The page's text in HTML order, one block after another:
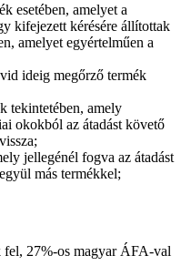
esetében, amelyet a
kifejezett kérésére állítottak
amelyet egyértelműen a
ideig megőrző termék
tekintetében, amely
okokból az átadást követő
jellegénél fogva az átadást
más termékkel;
27%-os magyar ÁFA-val